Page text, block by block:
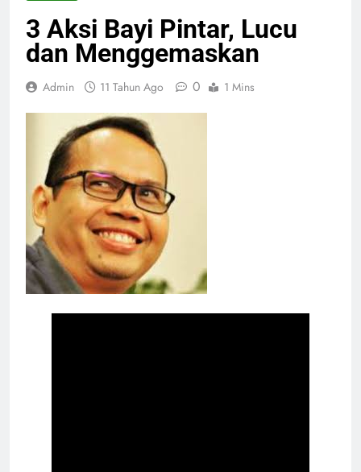
3 Aksi Bayi Pintar, Lucu
dan Menggemaskan
Admin 11 Tahun Ago 0 1 Mins